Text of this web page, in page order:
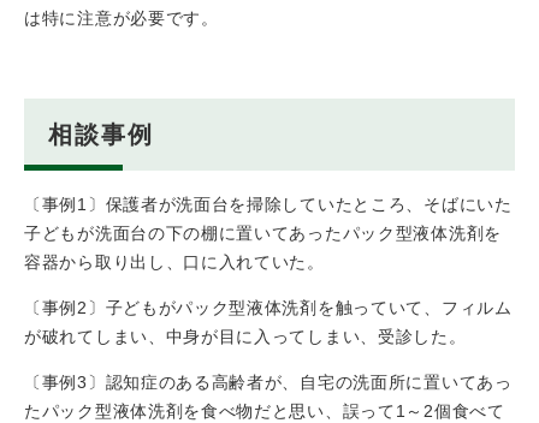
は特に注意が必要です。
相談事例
〔事例1〕保護者が洗面台を掃除していたところ、そばにいた
子どもが洗面台の下の棚に置いてあったパック型液体洗剤を
容器から取り出し、口に入れていた。
〔事例2〕子どもがパック型液体洗剤を触っていて、フィルム
が破れてしまい、中身が目に入ってしまい、受診した。
〔事例3〕認知症のある高齢者が、自宅の洗面所に置いてあっ
たパック型液体洗剤を食べ物だと思い、誤って1～2個食べて